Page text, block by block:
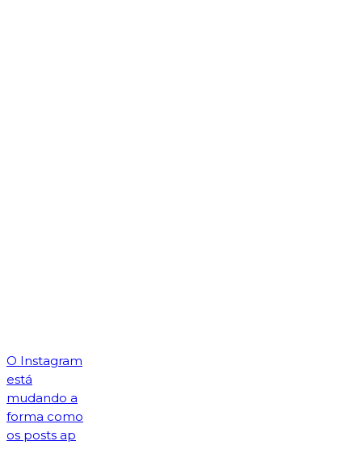
O Instagram
está
mudando a
forma como
os posts ap